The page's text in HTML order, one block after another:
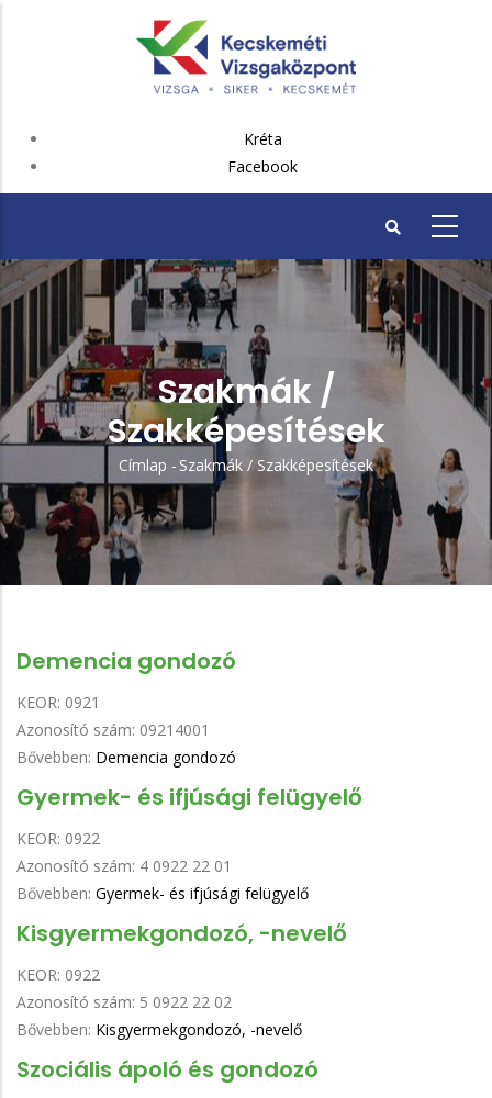
FEJLÉC
Kréta
Facebook
Szakmák /
Szakképesítések
Morzsa
Címlap - Szakmák / Szakképesítések
Demencia gondozó
KEOR: 0921
Azonosító szám: 09214001
Bővebben: Demencia gondozó
Gyermek- és ifjúsági felügyelő
KEOR: 0922
Azonosító szám: 4 0922 22 01
Bővebben: Gyermek- és ifjúsági felügyelő
Kisgyermekgondozó, -nevelő
KEOR: 0922
Azonosító szám: 5 0922 22 02
Bővebben: Kisgyermekgondozó, -nevelő
Szociális ápoló és gondozó